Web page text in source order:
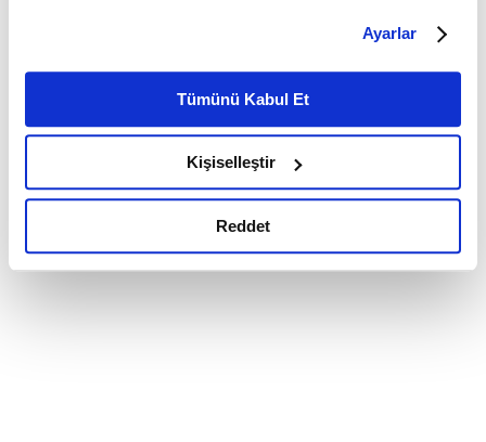
belirleyebilirsiniz. Çerezlere ilişkin detaylı bilgi için
Ayarlar butonuna tıklayabilir,Çerez Bilgilendirme
Metnimizi ziyaret edebilirsiniz.
6698 sayılı Kişisel Verilerin Korunması Kanunu uyarınca
okumak ve sitemizi ziyaretiniz kapsamında
gerçekleştirilen veri işleme faaliyetleri ile ilgili daha
detaylı bilgi almak için lütfentıklayınız.
Ayarlar
Tümünü Kabul Et
Kişiselleştir
Reddet